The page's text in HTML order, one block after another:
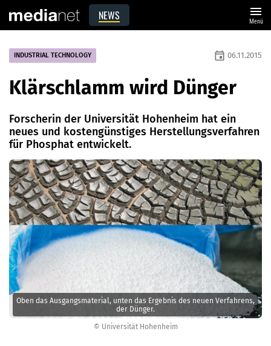
NEWS menu
Menü
© Universität Hohenheim
Oben das Ausgangsmaterial, unten das Ergebnis des neuen Verfahrens,
der Dünger.
INDUSTRIAL TECHNOLOGY event 06.11.2015
Klärschlamm wird Dünger
Forscherin der Universität Hohenheim hat ein
neues und kosten­günstiges Herstellungsverfahren
für Phosphat entwickelt.